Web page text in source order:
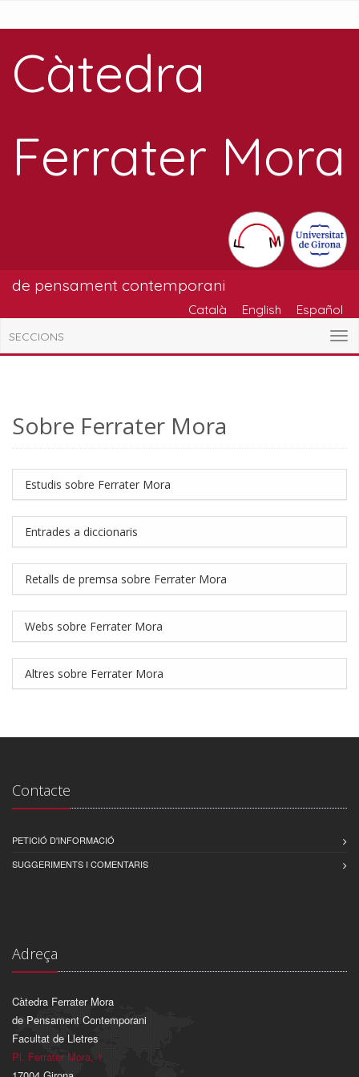
Càtedra
Ferrater Mora
de pensament contemporani
Català English Español
SECCIONS
Sobre Ferrater Mora
Estudis sobre Ferrater Mora
Entrades a diccionaris
Retalls de premsa sobre Ferrater Mora
Webs sobre Ferrater Mora
Altres sobre Ferrater Mora
Contacte
PETICIÓ D'INFORMACIÓ
SUGGERIMENTS I COMENTARIS
Adreça
Càtedra Ferrater Mora
de Pensament Contemporani
Facultat de Lletres
Pl. Ferrater Mora, 1